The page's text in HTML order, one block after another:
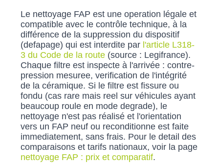
Le nettoyage FAP est une operation légale et
compatible avec le contrôle technique, à la
différence de la suppression du dispositif
(defapage) qui est interdite par l'article L318-
3 du Code de la route (source : Legifrance).
Chaque filtre est inspecte à l'arrivée : contre-
pression mesuree, verification de l'intégrité
de la céramique. Si le filtre est fissure ou
fondu (cas rare mais reel sur véhicules ayant
beaucoup roule en mode degrade), le
nettoyage n'est pas réalisé et l'orientation
vers un FAP neuf ou reconditionne est faite
immediatement, sans frais. Pour le detail des
comparaisons et tarifs nationaux, voir la page
nettoyage FAP : prix et comparatif.